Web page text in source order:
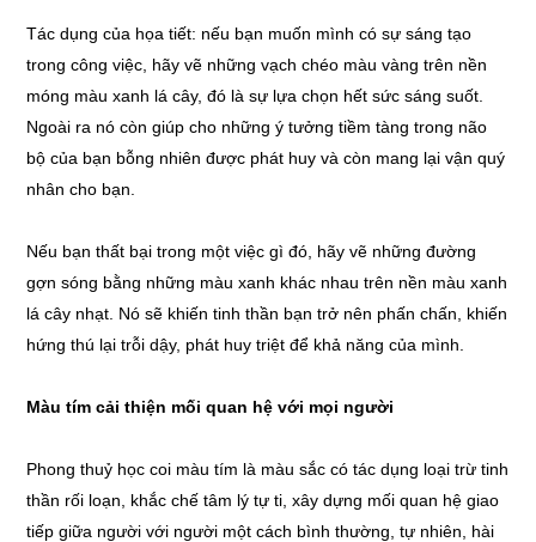
Tác dụng của họa tiết: nếu bạn muốn mình có sự sáng tạo
trong công việc, hãy vẽ những vạch chéo màu vàng trên nền
móng màu xanh lá cây, đó là sự lựa chọn hết sức sáng suốt.
Ngoài ra nó còn giúp cho những ý tưởng tiềm tàng trong não
bộ của bạn bỗng nhiên được phát huy và còn mang lại vận quý
nhân cho bạn.
Nếu bạn thất bại trong một việc gì đó, hãy vẽ những đường
gợn sóng bằng những màu xanh khác nhau trên nền màu xanh
lá cây nhạt. Nó sẽ khiến tinh thần bạn trở nên phấn chấn, khiến
hứng thú lại trỗi dậy, phát huy triệt để khả năng của mình.
Màu tím cải thiện mối quan hệ với mọi người
Phong thuỷ học coi màu tím là màu sắc có tác dụng loại trừ tinh
thần rối loạn, khắc chế tâm lý tự ti, xây dựng mối quan hệ giao
tiếp giữa người với người một cách bình thường, tự nhiên, hài